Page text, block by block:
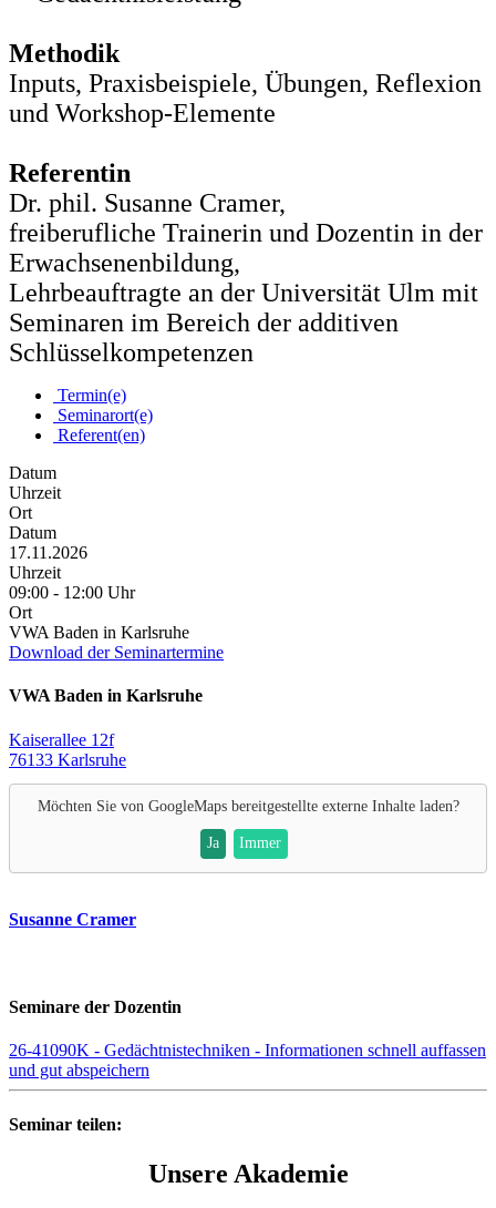
Methodik
Inputs, Praxisbeispiele, Übungen, Reflexion
und Workshop-Elemente
Referentin
Dr. phil. Susanne Cramer,
freiberufliche Trainerin und Dozentin in der
Erwachsenenbildung,
Lehrbeauftragte an der Universität Ulm mit
Seminaren im Bereich der additiven
Schlüsselkompetenzen
Termin(e)
Seminarort(e)
Referent(en)
Datum
Uhrzeit
Ort
Datum
17.11.2026
Uhrzeit
09:00 - 12:00 Uhr
Ort
VWA Baden in Karlsruhe
Download der Seminartermine
VWA Baden in Karlsruhe
Kaiserallee 12f
76133 Karlsruhe
Möchten Sie von GoogleMapsbereitgestellte externe Inhalte laden?
Ja Immer
Susanne Cramer
Seminare der Dozentin
26-41090K - Gedächtnistechniken - Informationen schnell auffassen
und gut abspeichern
Seminar teilen:
Unsere Akademie